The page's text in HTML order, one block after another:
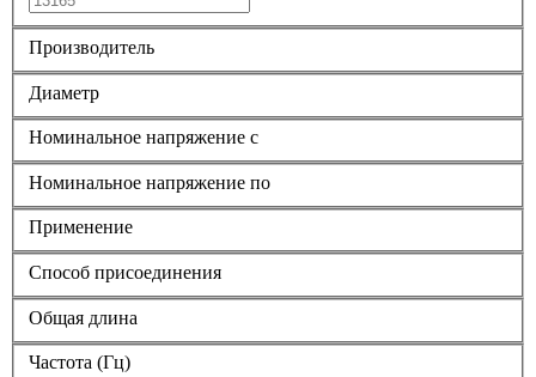
Производитель
Диаметр
Номинальное напряжение с
Номинальное напряжение по
Применение
Способ присоединения
Общая длина
Частота (Гц)